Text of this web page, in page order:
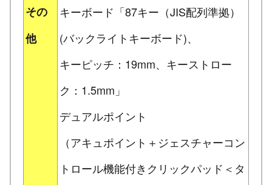
その
他
キーボード「87キー（JIS配列準拠）
(バックライトキーボード)、
キーピッチ：19mm、キーストロー
ク：1.5mm」
デュアルポイント
（アキュポイント＋ジェスチャーコン
トロール機能付きクリックパッド＜タ